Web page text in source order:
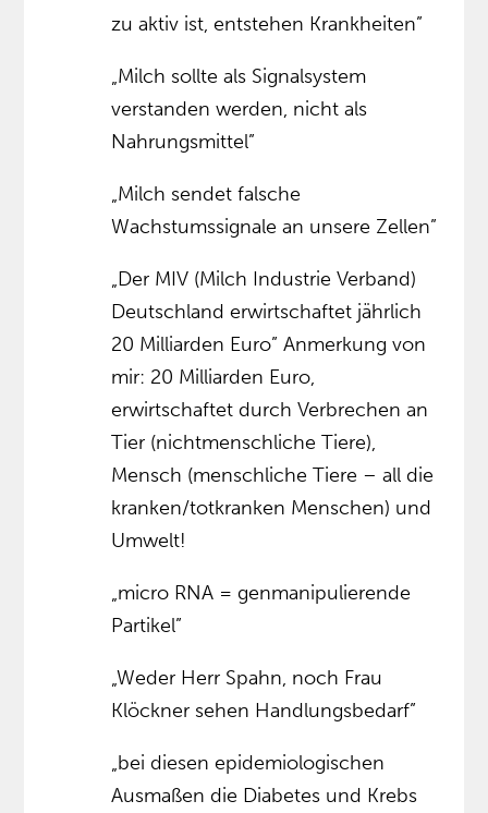
zu aktiv ist, entstehen Krankheiten”
„Milch sollte als Signalsystem
verstanden werden, nicht als
Nahrungsmittel”
„Milch sendet falsche
Wachstumssignale an unsere Zellen”
„Der MIV (Milch Industrie Verband)
Deutschland erwirtschaftet jährlich
20 Milliarden Euro” Anmerkung von
mir: 20 Milliarden Euro,
erwirtschaftet durch Verbrechen an
Tier (nichtmenschliche Tiere),
Mensch (menschliche Tiere – all die
kranken/totkranken Menschen) und
Umwelt!
„micro RNA = genmanipulierende
Partikel”
„Weder Herr Spahn, noch Frau
Klöckner sehen Handlungsbedarf”
„bei diesen epidemiologischen
Ausmaßen die Diabetes und Krebs